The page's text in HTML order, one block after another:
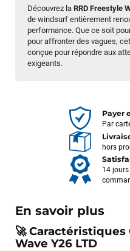
Découvrez la RRD Freestyle
de windsurf entièrement
performance. Que ce soit
pour affronter des vagues,
conçue pour répondre aux
exigeants.
Payer
Par
hors
14
En savoir plus
🚀 Caractéristiques
Wave Y26 LTD